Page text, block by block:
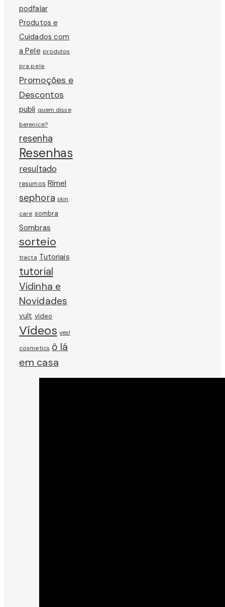
podfalar
Produtos e
Cuidados com
a Pele produtos
pra pele
Promoções e
Descontos
publi quem disse
berenice?
resenha
Resenhas
resultado
resumos Rímel
sephora skin
care sombra
Sombras
sorteio
tracta Tutoriais
tutorial
Vidinha e
Novidades
vult vídeo
Vídeos yes!
cosmetics ô lá
em casa